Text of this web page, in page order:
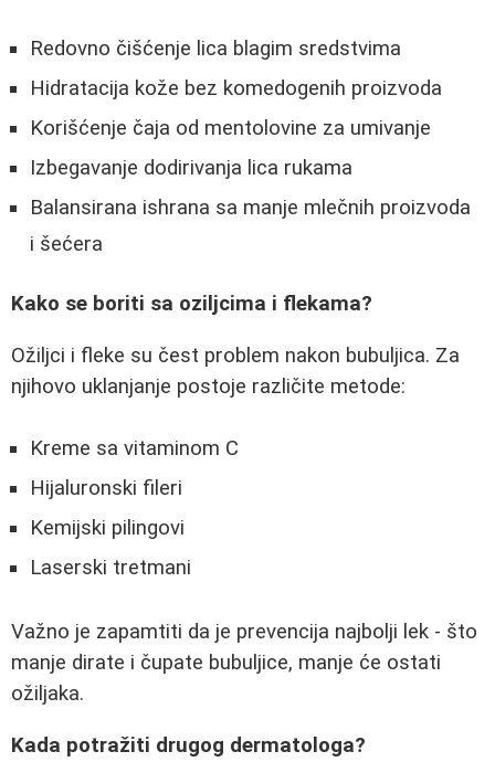
Redovno čišćenje lica blagim sredstvima
Hidratacija kože bez komedogenih proizvoda
Korišćenje čaja od mentolovine za umivanje
Izbegavanje dodirivanja lica rukama
Balansirana ishrana sa manje mlečnih proizvoda
i šećera
Kako se boriti sa oziljcima i flekama?
Ožiljci i fleke su čest problem nakon bubuljica. Za
njihovo uklanjanje postoje različite metode:
Kreme sa vitaminom C
Hijaluronski fileri
Kemijski pilingovi
Laserski tretmani
Važno je zapamtiti da je prevencija najbolji lek - što
manje dirate i čupate bubuljice, manje će ostati
ožiljaka.
Kada potražiti drugog dermatologa?